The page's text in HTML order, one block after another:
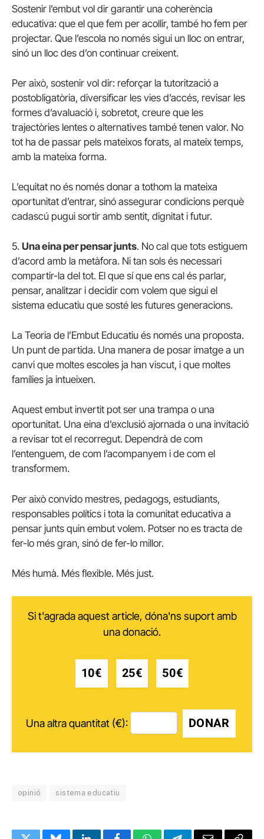
Sostenir l’embut vol dir garantir una coherència
educativa: que el que fem per acollir, també ho fem per
projectar. Que l’escola no només sigui un lloc on entrar,
sinó un lloc des d’on continuar creixent.
Per això, sostenir vol dir: reforçar la tutorització a
postobligatòria, diversificar les vies d’accés, revisar les
formes d’avaluació i, sobretot, creure que les
trajectòries lentes o alternatives també tenen valor. No
tot ha de passar pels mateixos forats, al mateix temps,
amb la mateixa forma.
L’equitat no és només donar a tothom la mateixa
oportunitat d’entrar, sinó assegurar condicions perquè
cadascú pugui sortir amb sentit, dignitat i futur.
5. Una eina per pensar junts. No cal que tots estiguem
d’acord amb la metàfora. Ni tan sols és necessari
compartir-la del tot. El que sí que ens cal és parlar,
pensar, analitzar i decidir com volem que sigui el
sistema educatiu que sosté les futures generacions.
La Teoria de l’Embut Educatiu és només una proposta.
Un punt de partida. Una manera de posar imatge a un
canvi que moltes escoles ja han viscut, i que moltes
famílies ja intueixen.
Aquest embut invertit pot ser una trampa o una
oportunitat. Una eina d’exclusió ajornada o una invitació
a revisar tot el recorregut. Dependrà de com
l’entenguem, de com l’acompanyem i de com el
transformem.
Per això convido mestres, pedagogs, estudiants,
responsables polítics i tota la comunitat educativa a
pensar junts quin embut volem. Potser no es tracta de
fer-lo més gran, sinó de fer-lo millor.
Més humà. Més flexible. Més just.
Si t'agrada aquest article, dóna'ns suport amb
una donació.
10€ 25€ 50€
Una altra quantitat (€): DONAR
opinió sistema educatiu